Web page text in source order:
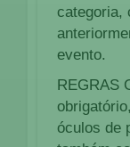
categoria,
evento.
REGRAS
óculos de